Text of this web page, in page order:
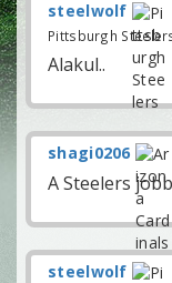
steelwolf
Pittsburgh
Alakul..
shagi0206
A Steelers
steelwolf